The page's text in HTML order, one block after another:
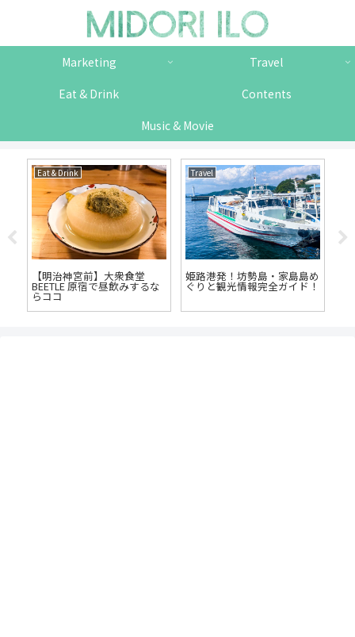
Marketing
Travel
Eat & Drink
Contents
Music & Movie
Eat & Drink
【明治神宮前】大衆食堂
BEETLE 原宿で昼飲みするな
らココ
Travel
姫路港発！坊勢島・家島島め
ぐりと観光情報完全ガイド！